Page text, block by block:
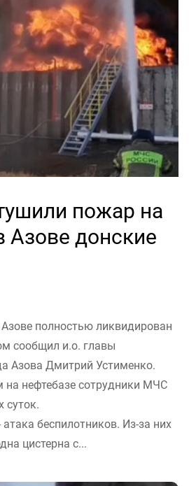
пожар на
Азове донские
полностью ликвидирован
сообщил и.о. главы
Азова Дмитрий Устименко.
нефтебазе сотрудники МЧС
суток.
беспилотников. Из-за них
цистерна с...